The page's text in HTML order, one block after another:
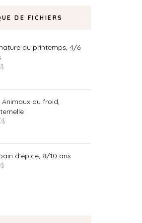
DE FICHIERS
au printemps, 4/6
$
Animaux du froid,
$
d'épice, 8/10 ans
$